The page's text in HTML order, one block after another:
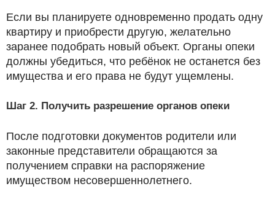
Если вы планируете одновременно продать одну
квартиру и приобрести другую, желательно
заранее подобрать новый объект. Органы опеки
должны убедиться, что ребёнок не останется без
имущества и его права не будут ущемлены.
Шаг 2. Получить разрешение органов опеки
После подготовки документов родители или
законные представители обращаются за
получением справки на распоряжение
имуществом несовершеннолетнего.